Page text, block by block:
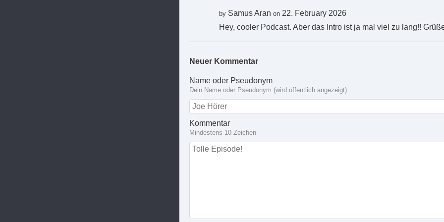
by Samus Aran on 22. February 2026
Hey, cooler Podcast. Aber das Intro ist ja mal viel zu lang!!
Neuer Kommentar
Name oder Pseudonym
Dein Name oder Pseudonym (wird öffentlich angezeigt)
Kommentar
Mindestens 10 Zeichen